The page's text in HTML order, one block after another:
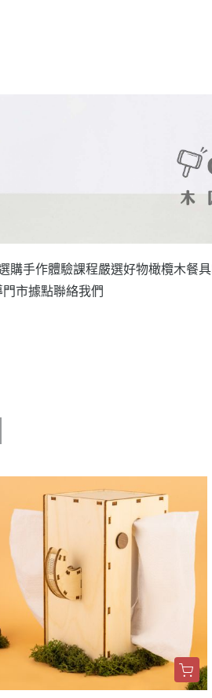
購手作體驗課程嚴選好物橄欖木餐具
門市據點聯絡我們